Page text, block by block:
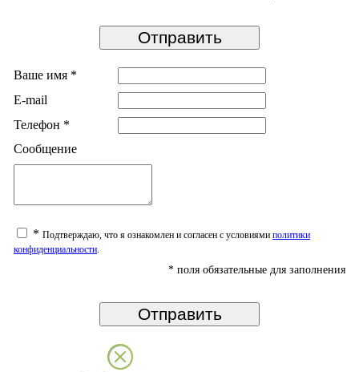
Ваше имя *
E-mail
Телефон *
Сообщение
* Подтверждаю, что я ознакомлен и согласен с условиями политики
конфиденциальности
* поля обязательные для заполнения